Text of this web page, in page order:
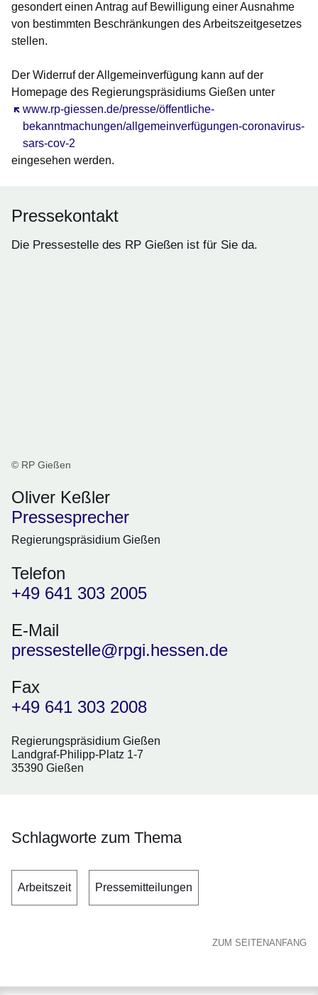
gesondert einen Antrag auf Bewilligung einer Ausnahme
von bestimmten Beschränkungen des Arbeitszeitgesetzes
stellen.
Der Widerruf der Allgemeinverfügung kann auf der
Homepage des Regierungspräsidiums Gießen unter
www.rp-giessen.de/presse/öffentliche-
bekanntmachungen/allgemeinverfügungen-coronavirus-
sars-cov-2
Öffnet sich in einem neuen Fenster
eingesehen werden.
Pressekontakt
Die Pressestelle des RP Gießen ist für Sie da.
© RP Gießen
Oliver Keßler
Pressesprecher
Regierungspräsidium Gießen
Telefon
+49 641 303 2005
E-Mail
pressestelle@rpgi.hessen.de
Fax
+49 641 303 2008
Regierungspräsidium Gießen
Landgraf-Philipp-Platz 1-7
35390 Gießen
Schlagworte zum Thema
Arbeitszeit Pressemitteilungen
ZUM SEITENANFANG